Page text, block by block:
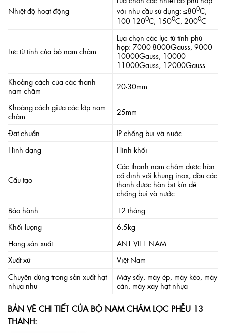
Nhiệt độ hoạt động
với nhu cầu sử dụng: ≤800C,
100-1200C, 1500C, 2000C
Lực từ tính của bộ nam châm
Lựa chọn các lực từ tính phù
hợp: 7000-8000Gauss, 9000-
10000Gauss, 10000-
11000Gauss, 12000Gauss
Khoảng cách của các thanh
nam châm
20-30mm
Khoảng cách giữa các lớp nam
châm
25mm
Đạt chuẩn
IP chống bụi và nước
Hình dạng
Hình khối
Cấu tạo
Các thanh nam châm được hàn
cố định với khung inox, đầu các
thanh được hàn bịt kín để
chống bụi và nước
Bảo hành
12 tháng
Khối lượng
6.5kg
Hãng sản xuất
ANT VIET NAM
Xuất xứ
Việt Nam
Chuyên dùng trong sản xuất hạt
nhựa như
Máy sấy, máy ép, máy kéo, máy
cán, máy xay hạt nhựa
BẢN VẼ CHI TIẾT CỦA BỘ NAM CHÂM LỌC PHỄU 13
THANH: